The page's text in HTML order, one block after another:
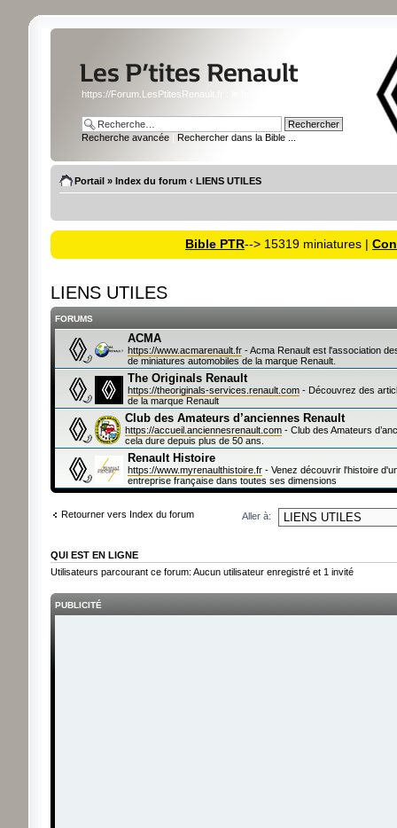
https://Forum.LesPtitesRenault.fr : le forum des miniatures Renault
Recherche avancée | Rechercher dans la Bible ...
Portail» Index du forum ‹ LIENS UTILES
Bible PTR--> 15319 miniatures |
LIENS UTILES
FORUMS
ACMA
https://www.acmarenault.fr- Acma Renault est l'association
de miniatures automobiles de la marque Renault.
The Originals Renault
https://theoriginals-services.renault.com- Découvrez des
de la marque Renault
Club des Amateurs d’anciennes Renault
https://accueil.anciennesrenault.com- Club des Amateurs
cela dure depuis plus de 50 ans.
Renault Histoire
https://www.myrenaulthistoire.fr- Venez découvrir l'histoire
entreprise française dans toutes ses dimensions
Retourner vers Index du forum Aller à:
QUI EST EN LIGNE
Utilisateurs parcourant ce forum: Aucun utilisateur enregistré et 1 invité
PUBLICITÉ